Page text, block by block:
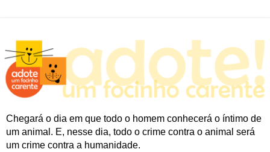
Chegará o dia em que todo o homem conhecerá o íntimo de
um animal. E, nesse dia, todo o crime contra o animal será
um crime contra a humanidade.